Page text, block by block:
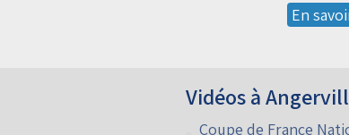
En
Vidéos à
Coupe de France